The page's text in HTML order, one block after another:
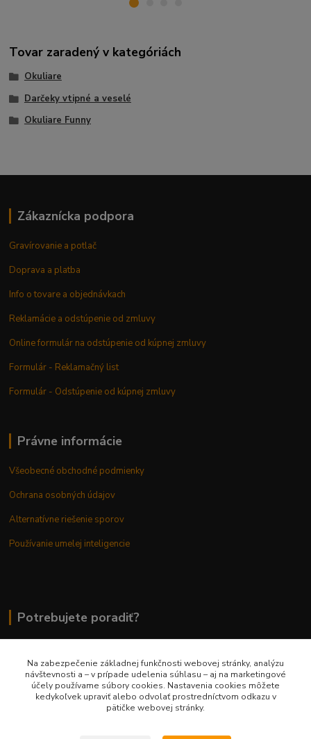
Tovar zaradený v kategóriách
Okuliare
Darčeky vtipné a veselé
Okuliare Funny
Zákaznícka podpora
Gravírovanie a potlač
Doprava a platba
Info o tovare a objednávkach
Reklamácie a odstúpenie od zmluvy
Online formulár na odstúpenie od kúpnej zmluvy
Formulár - Reklamačný list
Formulár - Odstúpenie od kúpnej zmluvy
Právne informácie
Všeobecné obchodné podmienky
Ochrana osobných údajov
Alternatívne riešenie sporov
Používanie umelej inteligencie
Potrebujete poradiť?
0948 236 042
info@margaretkashop.sk
Na zabezpečenie základnej funkčnosti webovej stránky, analýzu
návštevnosti a – v prípade udelenia súhlasu – aj na marketingové
účely používame súbory cookies. Nastavenia cookies môžete
kedykoľvek upraviť alebo odvolať prostredníctvom odkazu v
pätičke webovej stránky.